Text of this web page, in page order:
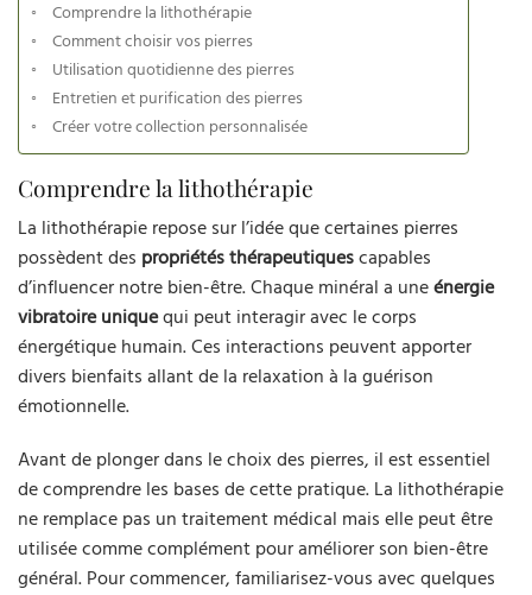
Comprendre la lithothérapie
Comment choisir vos pierres
Utilisation quotidienne des pierres
Entretien et purification des pierres
Créer votre collection personnalisée
Comprendre la lithothérapie
La lithothérapie repose sur l’idée que certaines pierres
possèdent des propriétés thérapeutiquescapables
d’influencer notre bien-être. Chaque minéral a uneénergie
vibratoire uniquequi peut interagir avec le corps
énergétique humain. Ces interactions peuvent apporter
divers bienfaits allant de la relaxation à la guérison
émotionnelle.
Avant de plonger dans le choix des pierres, il est essentiel
de comprendre les bases de cette pratique. La lithothérapie
ne remplace pas un traitement médical mais elle peut être
utilisée comme complément pour améliorer son bien-être
général. Pour commencer, familiarisez-vous avec quelques